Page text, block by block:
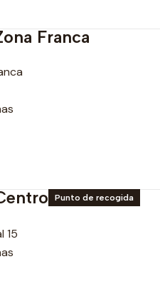
Franca
Punto de recogida
15